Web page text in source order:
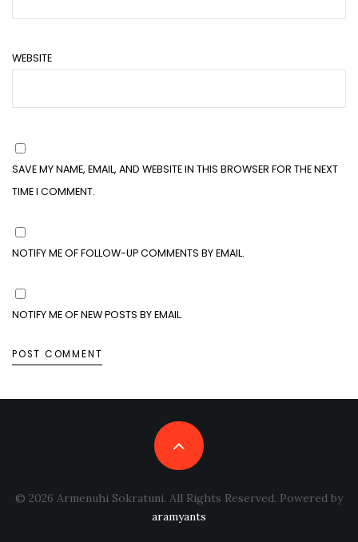
WEBSITE
SAVE MY NAME, EMAIL, AND WEBSITE IN THIS BROWSER FOR THE NEXT
TIME I COMMENT.
NOTIFY ME OF FOLLOW-UP COMMENTS BY EMAIL.
NOTIFY ME OF NEW POSTS BY EMAIL.
© 2026 Armenuhi Sokratuni. All Rights Reserved. Powered by
aramyants